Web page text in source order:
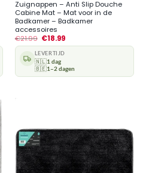
Zuignappen – Anti Slip Douche
Cabine Mat – Mat voor in de
Badkamer – Badkamer
accessoires
€21.99 €18.99
LEVERTIJD
🇳🇱1 dag
🇧🇪1–2 dagen